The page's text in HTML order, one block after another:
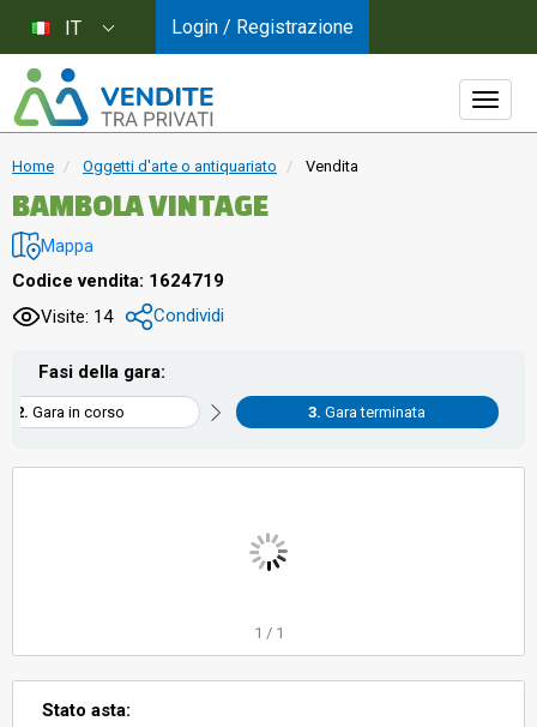
Home Oggetti d'arte o antiquariato Vendita
BAMBOLA VINTAGE
Mappa
Codice vendita: 1624719
Visite: 14
Condividi
Fasi della gara:
Gara in corso Gara terminata
1 / 1
Stato asta:
IT Login / Registrazione